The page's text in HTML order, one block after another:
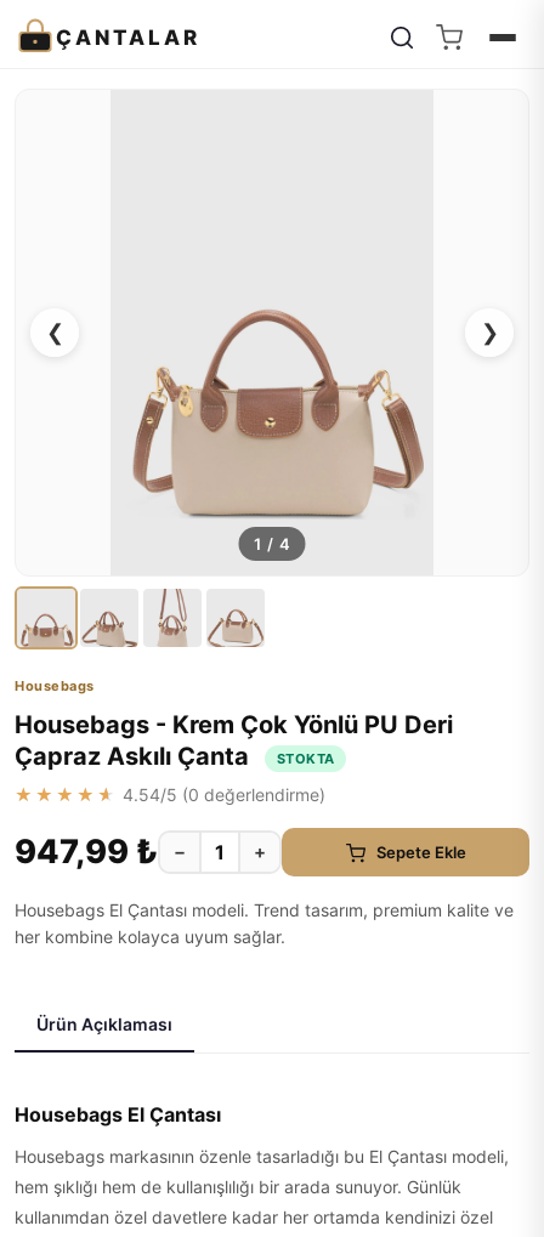
ÇANTALAR
❮ ❯
1 / 4
Housebags
Housebags - Krem Çok Yönlü PU Deri
Çapraz Askılı Çanta
STOKTA
★★★★★ 4.54/5 (0 değerlendirme)
947,99 ₺ − + Sepete Ekle
Housebags El Çantası modeli. Trend tasarım, premium kalite ve
her kombine kolayca uyum sağlar.
Ürün Açıklaması
Housebags El Çantası
Housebags markasının özenle tasarladığı bu El Çantası modeli,
hem şıklığı hem de kullanışlılığı bir arada sunuyor. Günlük
kullanımdan özel davetlere kadar her ortamda kendinizi özel